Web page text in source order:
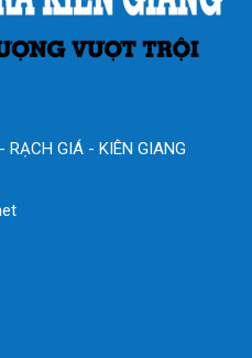
GIÁ - KIÊN GIANG